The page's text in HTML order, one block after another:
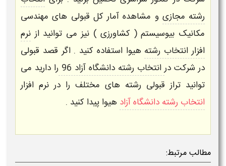
رشته مجازی و مشاهده آمار کل قبولی های مهندسی
مکانیک بیوسیستم ( کشاورزی ) نیز می توانید از نرم
افزار انتخاب رشته هیوا استفاده کنید . اگر قصد قبولی
در شرکت درانتخاب رشته دانشگاه آزاد 96
را دارید می
توانید تراز قبولی رشته های مختلف را در نرم افزار
انتخاب رشته دانشگاه آزاد هیوا پیدا کنید .
مطالب مرتبط: